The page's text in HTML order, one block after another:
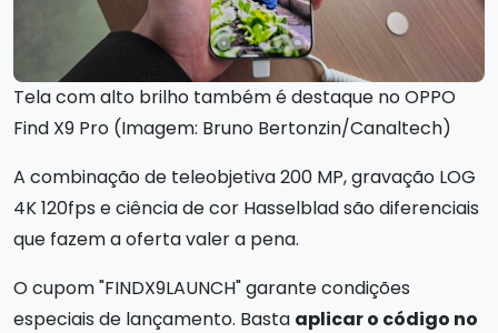
Tela com alto brilho também é destaque no OPPO
Find X9 Pro (Imagem: Bruno Bertonzin/Canaltech)
A combinação de teleobjetiva 200 MP, gravação LOG
4K 120fps e ciência de cor Hasselblad são diferenciais
que fazem a oferta valer a pena.
O cupom "FINDX9LAUNCH" garante condições
especiais de lançamento. Basta aplicar o código no